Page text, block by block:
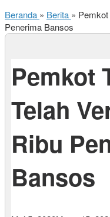
Beranda » Berita »
Penerima Bansos
Pemkot
Telah
Ribu
Bansos